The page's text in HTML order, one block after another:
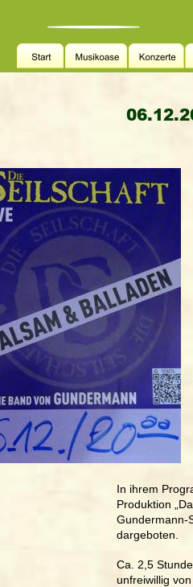
In ihrem
Produktion
Gundermann-
dargeboten.
Ca. 2,5
unfreiwillig